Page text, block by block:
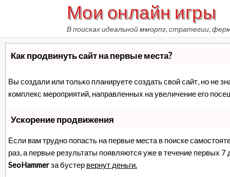
Мои онлайн игры
В поисках идеальной мморпг, стратегии,
Как продвинуть сайт на первые места?
Вы создали или только планируете создать свой сайт, но не
комплекс мероприятий, направленных на увеличение его
Ускорение продвижения
Если вам трудно попасть на первые места в поиске
раз, а первые результаты появляются уже в течение первых
SeoHammerза бустер вернут деньги.